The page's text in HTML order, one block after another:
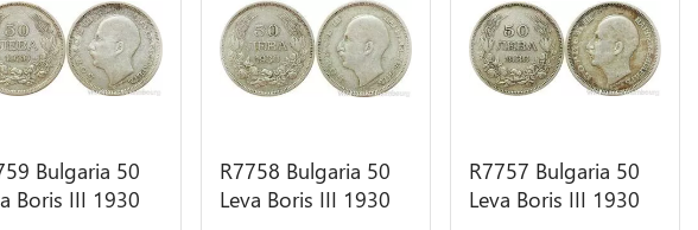
Bulgaria 50
Boris III 1930
R7758 Bulgaria 50
Leva Boris III 1930
R7757 Bulgaria 50
Leva Boris III 1930